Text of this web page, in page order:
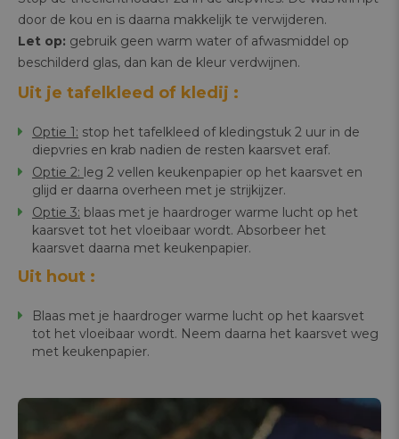
door de kou en is daarna makkelijk te verwijderen.
Let op: gebruik geen warm water of afwasmiddel op
beschilderd glas, dan kan de kleur verdwijnen.
Uit je tafelkleed of kledij :
Optie 1: stop het tafelkleed of kledingstuk 2 uur in de
diepvries en krab nadien de resten kaarsvet eraf.
Optie 2: leg 2 vellen keukenpapier op het kaarsvet en
glijd er daarna overheen met je strijkijzer.
Optie 3: blaas met je haardroger warme lucht op het
kaarsvet tot het vloeibaar wordt. Absorbeer het
kaarsvet daarna met keukenpapier.
Uit hout :
Blaas met je haardroger warme lucht op het kaarsvet
tot het vloeibaar wordt. Neem daarna het kaarsvet weg
met keukenpapier.